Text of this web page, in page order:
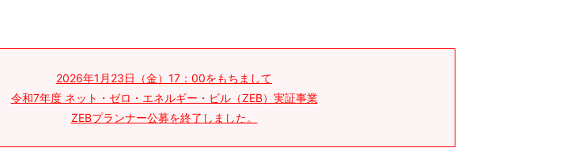
2026年1月23日（金）17：00をもちまして
令和7年度 ネット・ゼロ・エネルギー・ビル（ZEB）実証事業
ZEBプランナー公募を終了しました。